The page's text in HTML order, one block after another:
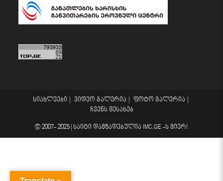
სიახლეები ვიდეო გალერია
ფოტო გალერია
ჩვენს შესახებ
© 2007- 2025 | საიტი დამზადებულია IMC.GE -ს მიერ!